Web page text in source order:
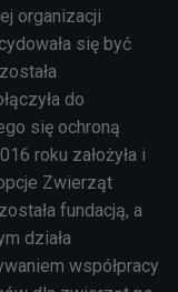
organizacji
się być
do
się ochroną
roku założyła i
Zwierząt
fundacją, a
działa
współpracy